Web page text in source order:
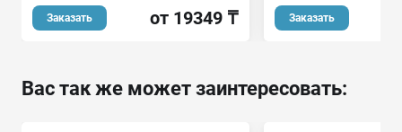
Заказать от 19349 ₸ Заказать
Вас так же может заинтересовать: